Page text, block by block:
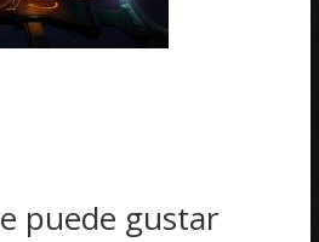
puede gustar